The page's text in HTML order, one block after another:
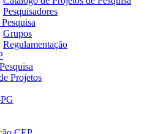
Pesquisadores
Grupos
Regulamentação
Projetos